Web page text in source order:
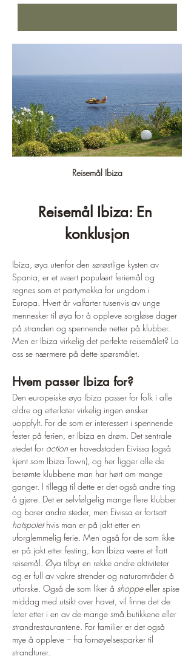
Reisemål Ibiza
Reisemål Ibiza: En
konklusjon
Ibiza, øya utenfor den sørøstlige kysten av
Spania, er et svært populært feriemål og
regnes som et partymekka for ungdom i
Europa. Hvert år valfarter tusenvis av unge
mennesker til øya for å oppleve sorgløse dager
på stranden og spennende netter på klubber.
Men er Ibiza virkelig det perfekte reisemålet? La
oss se nærmere på dette spørsmålet.
Hvem passer Ibiza for?
Den europeiske øya Ibiza passer for folk i alle
aldre og etterlater virkelig ingen ønsker
uoppfylt. For de som er interessert i spennende
fester på ferien, er Ibiza en drøm. Det sentrale
stedet for action er hovedstaden Eivissa (også
kjent som Ibiza Town), og her ligger alle de
berømte klubbene man har hørt om mange
ganger. I tillegg til dette er det også andre ting
å gjøre. Det er selvfølgelig mange flere klubber
og barer andre steder, men Eivissa er fortsatt
hotspotet hvis man er på jakt etter en
uforglemmelig ferie. Men også for de som ikke
er på jakt etter festing, kan Ibiza være et flott
reisemål. Øya tilbyr en rekke andre aktiviteter
og er full av vakre strender og naturområder å
utforske. Også de som liker å shoppe eller spise
middag med utsikt over havet, vil finne det de
leter etter i en av de mange små butikkene eller
strandrestaurantene. For familier er det også
mye å oppleve – fra fornøyelsesparker til
strandturer.